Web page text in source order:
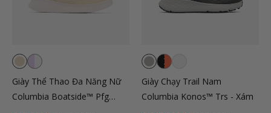
Giày Thể Thao Đa Năng Nữ
Columbia Boatside™ Pfg
Giày Chạy Trail Nam
Columbia Konos™ Trs - Xám